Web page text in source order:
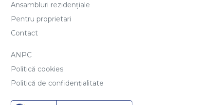
Ansambluri rezidențiale
Pentru proprietari
Contact
ANPC
Politică cookies
Politică de confidențialitate